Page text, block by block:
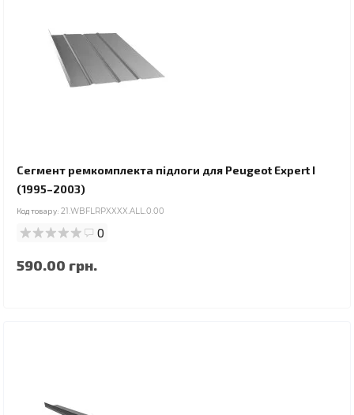
Сегмент ремкомплекта підлоги для Peugeot Expert I
(1995–2003)
Код товару: 21.WBFLRPXXXX.ALL.0.00
0
590.00 грн.